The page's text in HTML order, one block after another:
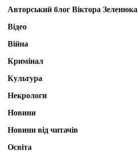
Авторський блог Віктора Зеленюка
Відео
Війна
Кримінал
Культура
Некрологи
Новини
Новини від читачів
Освіта